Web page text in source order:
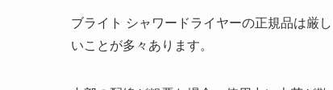
ブライト シャワードライヤーの正規品は厳
いことが多々あります。